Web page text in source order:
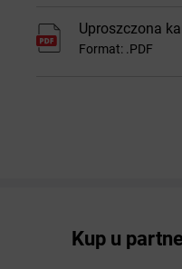
Uproszczona
Format: .PDF
Kup u